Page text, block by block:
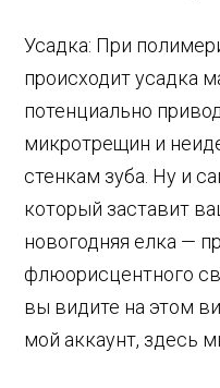
Усадка: При
происходит усадка
потенциально
микротрещин и
стенкам зуба. Ну и
который заставит
новогодняя елка —
флюорисцентного
вы видите на этом
мой аккаунт, здесь